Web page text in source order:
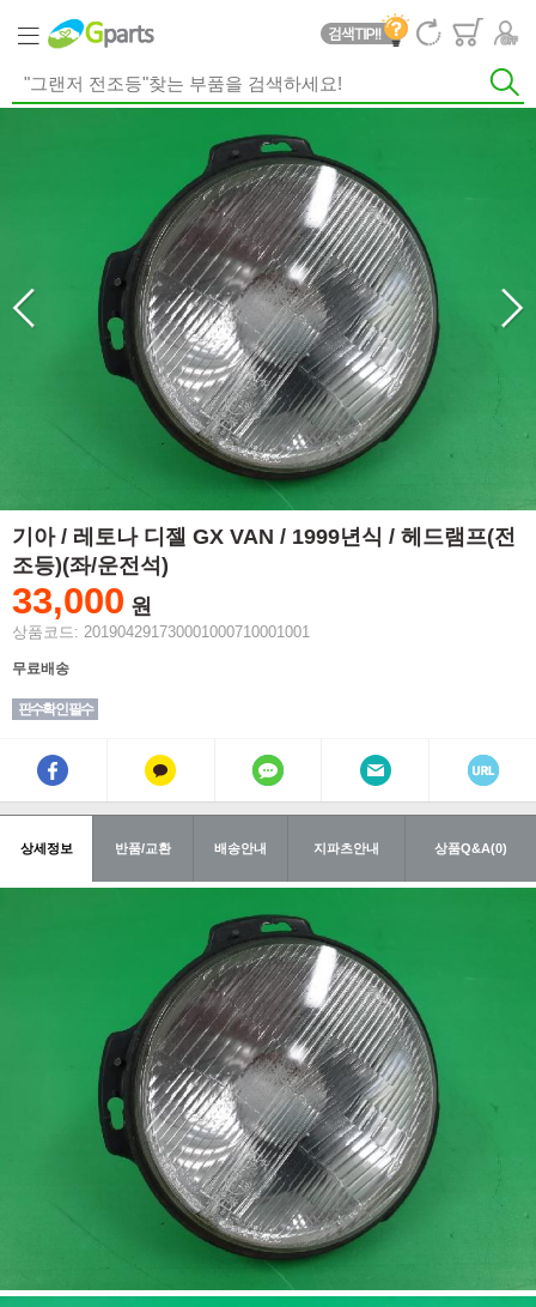
기아 / 레토나 디젤 GX VAN / 1999년식 / 헤드램프(전
조등)(좌/운전석)
33,000 원
상품코드: 201904291730001000710001001
무료배송
핀수확인 필수
상세정보 반품/교환 배송안내 지파츠안내 상품Q&A(0)